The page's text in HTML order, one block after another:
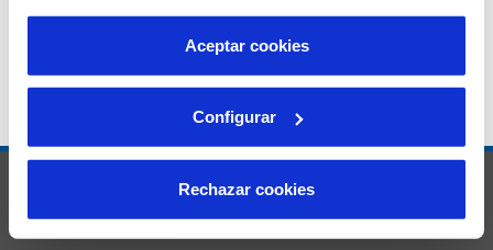
por tanto no se pueden desactivar. Puedes consultar
más información en nuestra
Política de Cookies
Aceptar cookies
Configurar
Rechazar cookies
Mapa web